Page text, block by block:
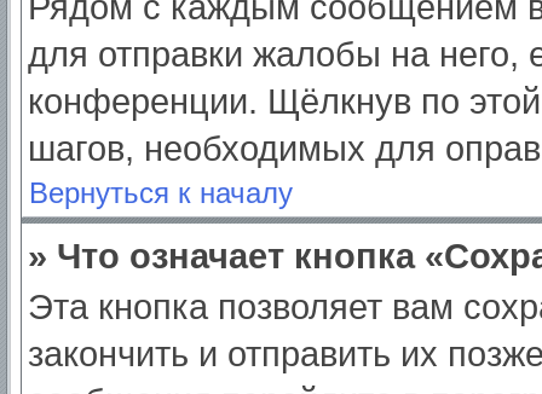
для отправки жалобы на него,
конференции. Щёлкнув по
шагов, необходимых для
Вернуться к началу
» Что означает кнопка
Эта кнопка позволяет вам
закончить и отправить их